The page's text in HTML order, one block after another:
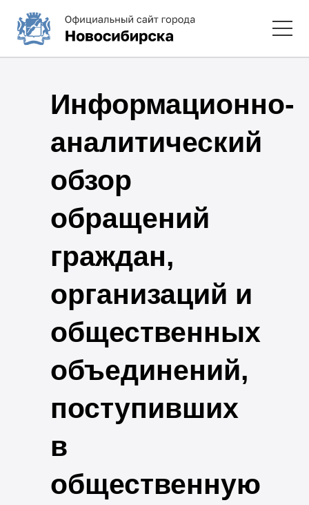
Информационно-
аналитический
обзор
обращений
граждан,
организаций и
общественных
объединений,
поступивших
в
общественную